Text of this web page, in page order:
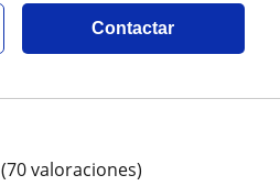
Contactar
(70 valoraciones)